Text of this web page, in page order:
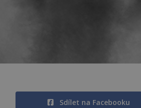
Sdílet na Facebooku